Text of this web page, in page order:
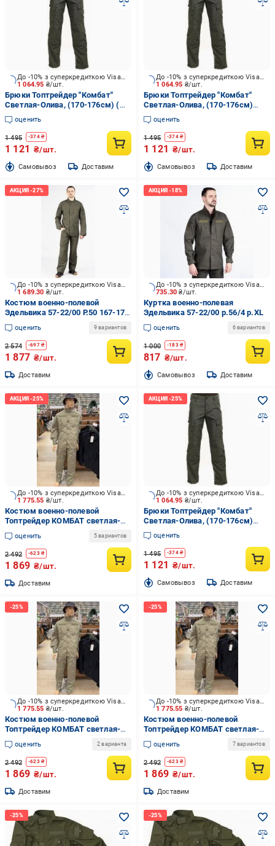
1 064.95 ₴/шт.
До -10% з суперкредиткою Visa Вигода
Брюки Топтрейдер "Комбат"
Светлая-Олива, (170-176см) (
52-54р) р.L
оценить
1 495 -374₴
1 121 ₴/шт.
Cамовывоз Доставим
1 064.95 ₴/шт.
До -10% з суперкредиткою Visa Вигода
Брюки Топтрейдер "Комбат"
Светлая-Олива, (170-176см)
(56-58р) р.XL
оценить
1 495 -374₴
1 121 ₴/шт.
Cамовывоз Доставим
1 689.30 ₴/шт.
До -10% з суперкредиткою Visa Вигода
Костюм военно-полевой
Эдельвика 57-22/00 Р.50 167-173
см р.L
оценить 9 вариантов
2 574 -697₴
1 877 ₴/шт.
Доставим
735.30₴/шт.
До -10% з суперкредиткою Visa Вигода
Куртка военно-полевая
Эдельвика 57-22/00 р.56/4 р.XL
оценить 6 вариантов
1 000 -183₴
817 ₴/шт.
Cамовывоз Доставим
1 775.55 ₴/шт.
До -10% з суперкредиткою Visa Вигода
Костюм военно-полевой
Топтрейдер КОМБАТ светлая-
олива 112-116/170-176 см р.XL
оценить 5 вариантов
2 492 -623₴
1 869 ₴/шт.
Доставим
1 064.95 ₴/шт.
До -10% з суперкредиткою Visa Вигода
Брюки Топтрейдер "Комбат"
Светлая-Олива, (170-176см)
(60-62р) р.XXL
оценить
1 495 -374₴
1 121 ₴/шт.
Cамовывоз Доставим
1 775.55 ₴/шт.
До -10% з суперкредиткою Visa Вигода
Костюм военно-полевой
Топтрейдер КОМБАТ светлая-
олива 112-116/194-200 см р.XL
оценить 2 варианта
2 492 -623₴
1 869 ₴/шт.
Доставим
1 775.55 ₴/шт.
До -10% з суперкредиткою Visa Вигода
Костюм военно-полевой
Топтрейдер КОМБАТ светлая-
олива 120-124/182-188 см р.XXL
оценить 7 вариантов
2 492 -623₴
1 869 ₴/шт.
Доставим